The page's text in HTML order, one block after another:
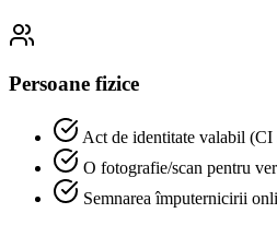
Persoane fizice
Act de identitate valabil (CI
O fotografie/scan pentru
Semnarea împuternicirii